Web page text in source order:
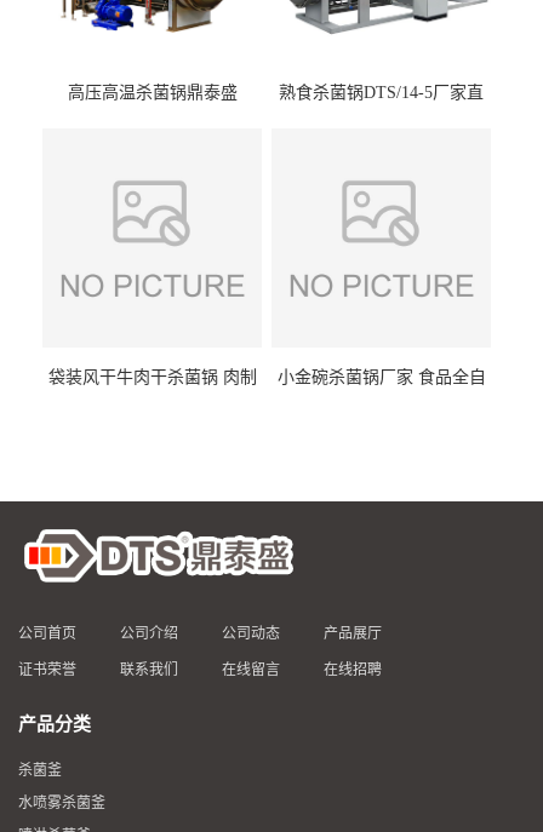
高压高温杀菌锅鼎泰盛
熟食杀菌锅DTS/14-5厂家直
袋装风干牛肉干杀菌锅 肉制
小金碗杀菌锅厂家 食品全自
公司首页 公司介绍 公司动态 产品展厅
证书荣誉 联系我们 在线留言 在线招聘
产品分类
杀菌釜
水喷雾杀菌釜